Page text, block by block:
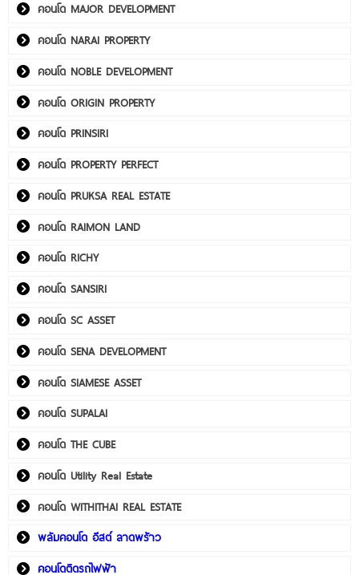
คอนโด MAJOR DEVELOPMENT
คอนโด NARAI PROPERTY
คอนโด NOBLE DEVELOPMENT
คอนโด ORIGIN PROPERTY
คอนโด PRINSIRI
คอนโด PROPERTY PERFECT
คอนโด PRUKSA REAL ESTATE
คอนโด RAIMON LAND
คอนโด RICHY
คอนโด SANSIRI
คอนโด SC ASSET
คอนโด SENA DEVELOPMENT
คอนโด SIAMESE ASSET
คอนโด SUPALAI
คอนโด THE CUBE
คอนโด Utility Real Estate
คอนโด WITHITHAI REAL ESTATE
พลัมคอนโด อีสต์ ลาดพร้าว
คอนโดติดรถไฟฟ้า